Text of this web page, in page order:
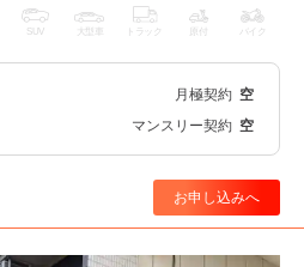
SUV 大型車 トラック 原付 バイク
月極契約 空
マンスリー契約 空
お申し込みへ